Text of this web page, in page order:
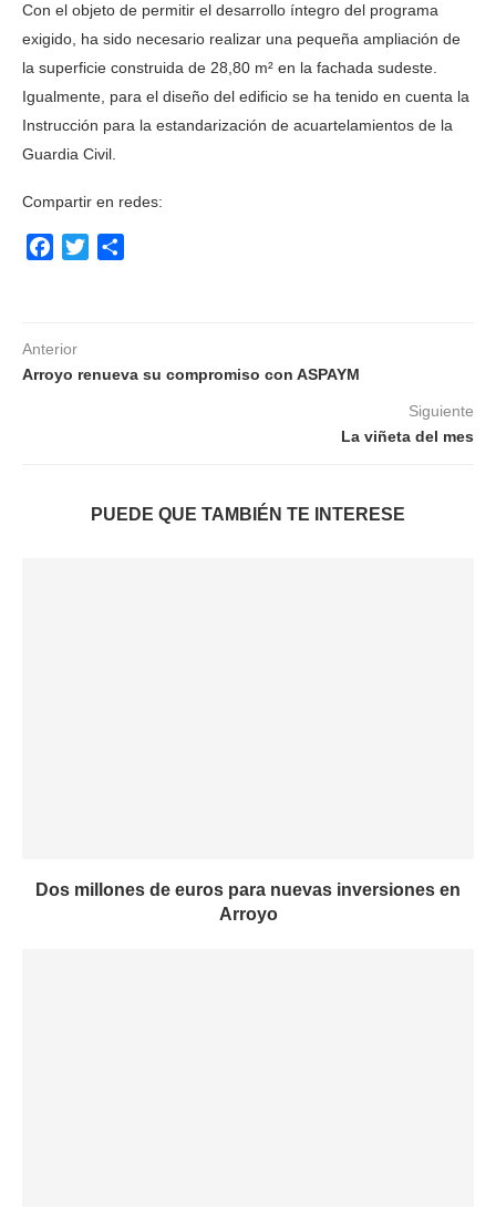
Con el objeto de permitir el desarrollo íntegro del programa
exigido, ha sido necesario realizar una pequeña ampliación de
la superficie construida de 28,80 m² en la fachada sudeste.
Igualmente, para el diseño del edificio se ha tenido en cuenta la
Instrucción para la estandarización de acuartelamientos de la
Guardia Civil.
Compartir en redes:
Facebook
Twitter
Anterior
Arroyo renueva su compromiso con ASPAYM
Siguiente
La viñeta del mes
PUEDE QUE TAMBIÉN TE INTERESE
Dos millones de euros para nuevas inversiones en
Arroyo